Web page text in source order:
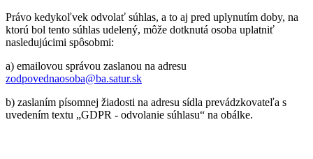
Právo kedykoľvek odvolať súhlas, a to aj pred uplynutím doby, na
ktorú bol tento súhlas udelený, môže dotknutá osoba uplatniť
nasledujúcimi spôsobmi:
a) emailovou správou zaslanou na adresu
zodpovednaosoba@ba.satur.sk
b) zaslaním písomnej žiadosti na adresu sídla prevádzkovateľa s
uvedením textu „GDPR - odvolanie súhlasu“ na obálke.